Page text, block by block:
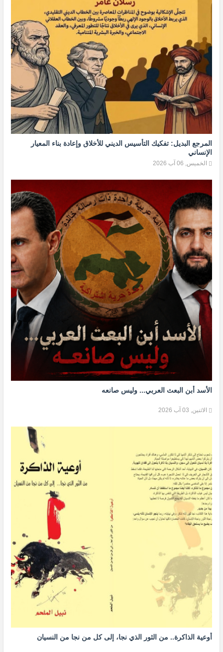
المرجع البديل: تفكيك التأسيس الديني للأخلاق وإعادة بناء المعيار
الإنساني
الخميس, 06 آب 2026
الأسد أبن البعث العربي... وليس صانعه
الاثنين, 03 آب 2026
أوعية الذاكرة.. من الثور الذي نجا، إلى كل من نجا من النسيان